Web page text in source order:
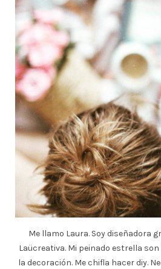
Me llamo Laura. Soy diseñadora
Laücreativa. Mi peinado estrella
la decoración. Me chifla hacer diy.